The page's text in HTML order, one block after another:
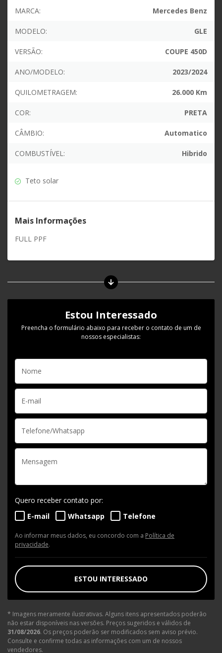
MARCA: Mercedes Benz
MODELO: GLE
VERSÃO: COUPE 450D
ANO/MODELO: 2023/2024
QUILOMETRAGEM: 26.000 Km
COR: PRETA
CÂMBIO: Automatico
COMBUSTÍVEL: Hibrido
Teto solar
Mais Informações
FULL PPF
Estou Interessado
Preencha o formulário abaixo para receber o contato de um de
nossos especialistas:
Quero receber contato por:
E-mail
Whatsapp Telefone
Ao informar meus dados, eu concordo com a Política de
privacidade.
ESTOU INTERESSADO
* Imagens meramente ilustrativas. Alguns itens apresentados poderão
não estar disponíveis nas versões. Preços sugeridos e válidos de
31/08/2026. Os preços poderão ser modificados sem aviso prévio.
Consulte e confirme todas as informações com um de nossos
vendedores.